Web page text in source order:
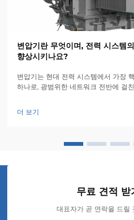
변압기란 무엇이며, 전력 시스템
향상시키나요?
변압기는 현대 전력 시스템에서 가장
하나로, 광범위한 네트워크 전반에 걸
전압 레벨 간의 원활한 변환을 가능하게
더 보기
무료 견적 받
대표자가 곧 연락을 드릴